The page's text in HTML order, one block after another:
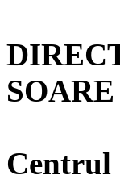
SOARE
Centrul